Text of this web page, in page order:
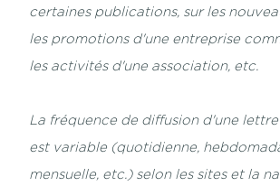
certaines publications, sur les
les promotions d'une entreprise
les activités d'une association, etc.
La fréquence de diffusion d'une
est variable (quotidienne,
mensuelle, etc.) selon les sites et la